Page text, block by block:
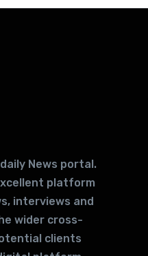
News portal.
platform
interviews and
wider cross-
clients